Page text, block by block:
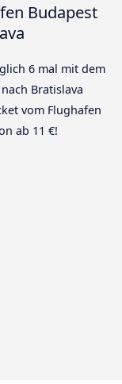
Budapest
6 mal mit dem
Bratislava
vom Flughafen
ab 11 €!